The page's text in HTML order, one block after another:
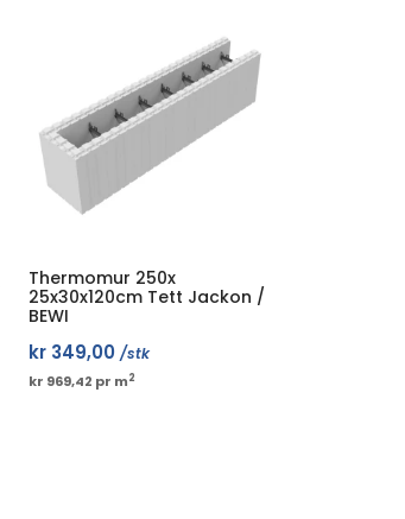
Thermomur 250x
25x30x120cm Tett Jackon /
BEWI
kr349,00 /stk
kr 969,42 pr m2